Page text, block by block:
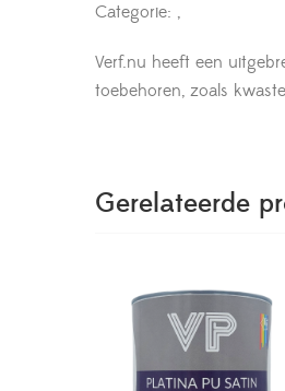
Categorie: ,
Verf.nu heeft een
toebehoren, zoals
Gerelateerde